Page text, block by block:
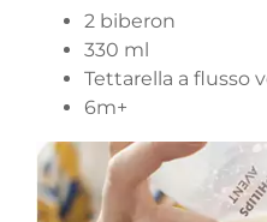
2 biberon
330 ml
Tettarella a flusso
6m+